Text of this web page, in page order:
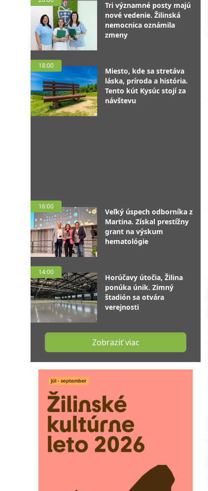
Tri významné posty majú
nové vedenie. Žilinská
nemocnica oznámila
zmeny
18:00
Miesto, kde sa stretáva
láska, príroda a história.
Tento kút Kysúc stojí za
návštevu
16:00
Veľký úspech odborníka z
Martina. Získal prestížny
grant na výskum
hematológie
14:00
Horúčavy útočia, Žilina
ponúka únik. Zimný
štadión sa otvára
verejnosti
Zobraziť viac